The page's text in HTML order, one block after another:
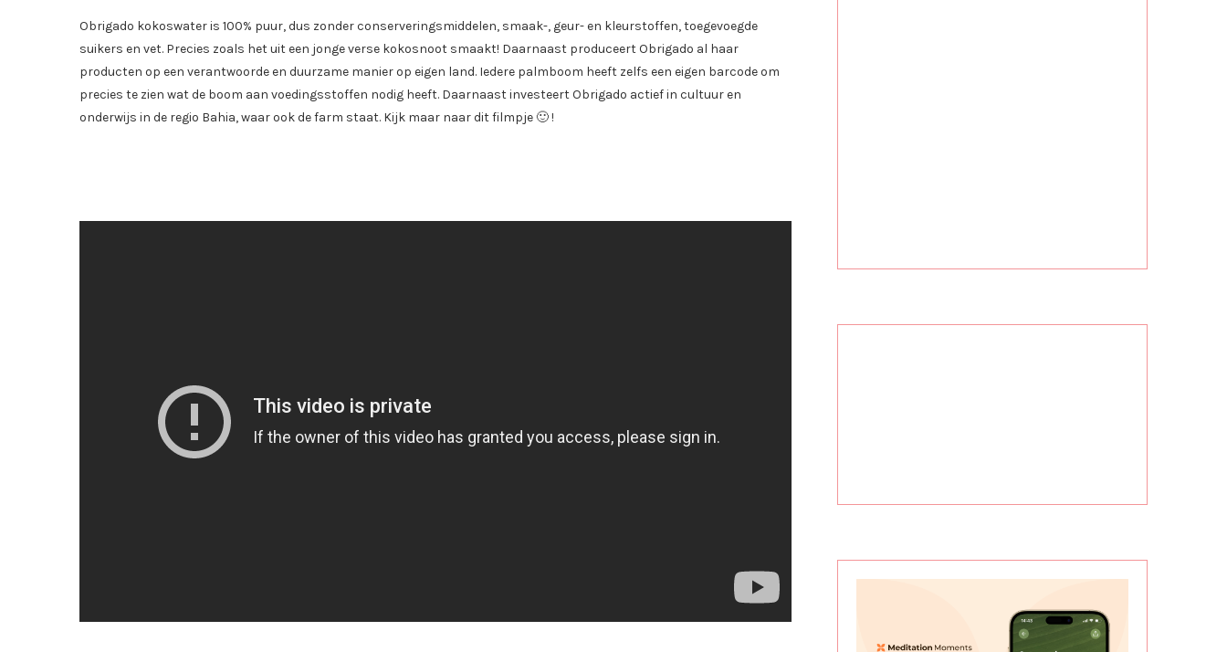
Obrigado kokoswater is 100% puur, dus zonder conserveringsmiddelen, smaak-, geur- en kleurstoffen, toegevoegde
suikers en vet. Precies zoals het uit een jonge verse kokosnoot smaakt! Daarnaast produceert Obrigado al haar
producten op een verantwoorde en duurzame manier op eigen land. Iedere palmboom heeft zelfs een eigen barcode om
precies te zien wat de boom aan voedingsstoffen nodig heeft. Daarnaast investeert Obrigado actief in cultuur en
onderwijs in de regio Bahia, waar ook de farm staat. Kijk maar naar dit filmpje 🙂 !